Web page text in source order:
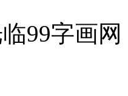
99字画网